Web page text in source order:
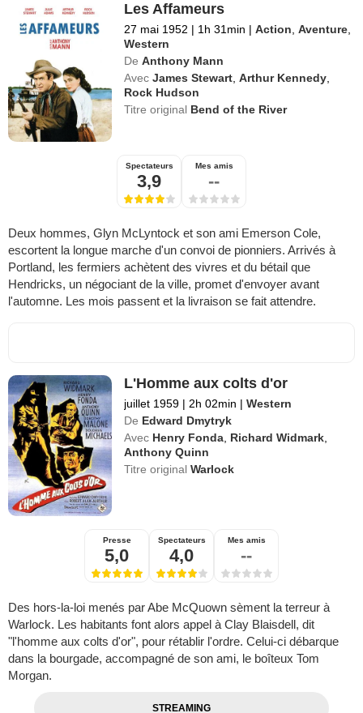
Les Affameurs
27 mai 1952 | 1h 31min | Action ,Aventure
Western
De Anthony Mann
Avec James Stewart ,Arthur Kennedy
Rock Hudson
Titre original Bend of the River
Spectateurs
3,9
Mes amis
--
Deux hommes, Glyn McLyntock et son ami Emerson Cole,
escortent la longue marche d'un convoi de pionniers. Arrivés à
Portland, les fermiers achètent des vivres et du bétail que
Hendricks, un négociant de la ville, promet d'envoyer avant
l'automne. Les mois passent et la livraison se fait attendre.
L'Homme aux colts d'or
juillet 1959 | 2h 02min | Western
De Edward Dmytryk
Avec Henry Fonda Richard Widmark
Anthony Quinn
Titre originalWarlock
Presse
5,0
Spectateurs
4,0
Mes amis
--
Des hors-la-loi menés par Abe McQuown sèment la terreur à
Warlock. Les habitants font alors appel à Clay Blaisdell, dit
"l'homme aux colts d'or", pour rétablir l'ordre. Celui-ci débarque
dans la bourgade, accompagné de son ami, le boîteux Tom
Morgan.
STREAMING